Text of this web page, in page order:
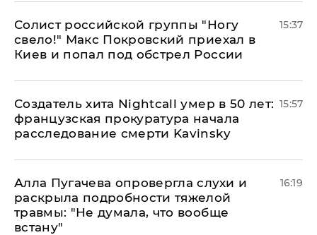
Солист российской группы "Ногу
свело!" Макс Покровский приехал в
Киев и попал под обстрел России
15:37
Создатель хита Nightcall умер в 50 лет:
французская прокуратура начала
расследование смерти Kavinsky
15:57
Алла Пугачева опровергла слухи и
раскрыла подробности тяжелой
травмы: "Не думала, что вообще
встану"
16:19